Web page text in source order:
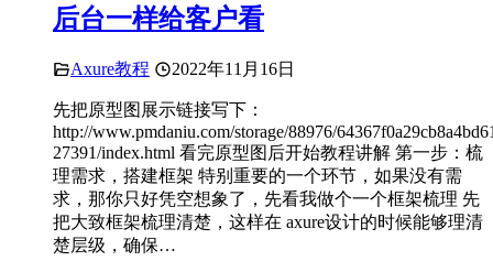
后台一样给客户看
Axure教程 2022年11月16日
先把原型图展示链接写下：
http://www.pmdaniu.com/storage/88976/
27391/index.html 看完原型图后开始教程讲解 第一步：梳
理需求，搭建框架 特别重要的一个环节，如果没有需
求，那你只好凭空想象了，先看我做个一个框架梳理 先
把大致框架梳理清楚，这样在 axure设计的时候能够理清
楚层级，确保…